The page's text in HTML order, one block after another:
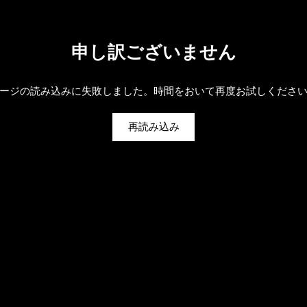
申し訳ございません
ジの読み込みに失敗しました。時間をおいて再度お試しくださ
再読み込み